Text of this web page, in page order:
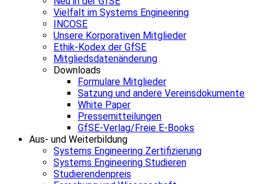
Vielfalt im Systems Engineering
INCOSE
Unsere Korporativen Mitglieder
Ethik-Kodex der GfSE
Mitgliedsdatenänderung
Downloads
Formulare Mitglieder
Satzung und andere Vereinsdokumente
White Paper
Pressemitteilungen
GfSE-Verlag/Freie E-Books
Aus- und Weiterbildung
Systems Engineering Zertifizierung
Systems Engineering Studieren
Studierendenpreis